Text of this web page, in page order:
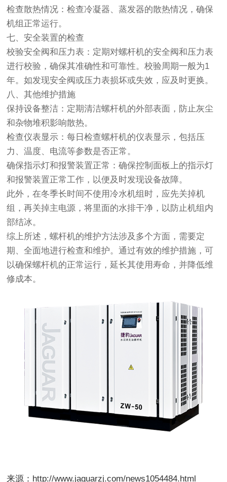
检查散热情况：检查冷凝器、蒸发器的散热情况，确保
机组正常运行。
七、安全装置的检查
校验安全阀和压力表：定期对螺杆机的安全阀和压力表
进行校验，确保其准确性和可靠性。校验周期一般为1
年。如发现安全阀或压力表损坏或失效，应及时更换。
八、其他维护措施
保持设备整洁：定期清洁螺杆机的外部表面，防止灰尘
和杂物堆积影响散热。
检查仪表显示：每日检查螺杆机的仪表显示，包括压
力、温度、电流等参数是否正常。
确保指示灯和报警装置正常：确保控制面板上的指示灯
和报警装置正常工作，以便及时发现设备故障。
此外，在冬季长时间不使用冷水机组时，应先关掉机
组，再关掉主电源，将里面的水排干净，以防止机组内
部结冰。
综上所述，螺杆机的维护方法涉及多个方面，需要定
期、全面地进行检查和维护。通过有效的维护措施，可
以确保螺杆机的正常运行，延长其使用寿命，并降低维
修成本。
来源：http://www.jaguarzj.com/news1054484.html